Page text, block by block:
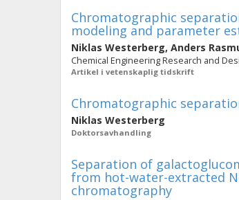
Chromatographic
modeling and parameter
Niklas Westerberg, Anders
Chemical Engineering Research and
Artikel i vetenskaplig tidskrift
Chromatographic
Niklas Westerberg
Doktorsavhandling
Separation of
from hot-water-extracted
chromatography